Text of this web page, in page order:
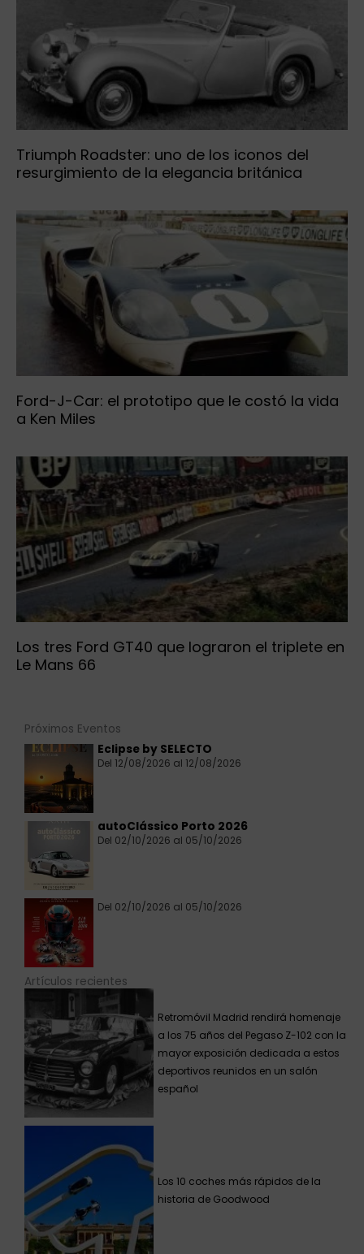
Triumph Roadster: uno de los iconos del
resurgimiento de la elegancia británica
Ford-J-Car: el prototipo que le costó la vida
a Ken Miles
Los tres Ford GT40 que lograron el triplete en
Le Mans 66
Próximos Eventos
Eclipse by SELECTO
Del 12/08/2026 al 12/08/2026
autoClássico Porto 2026
Del 02/10/2026 al 05/10/2026
Del 02/10/2026 al 05/10/2026
Artículos recientes
Retromóvil Madrid rendirá homenaje
a los 75 años del Pegaso Z-102 con la
mayor exposición dedicada a estos
deportivos reunidos en un salón
español
Los 10 coches más rápidos de la
historia de Goodwood